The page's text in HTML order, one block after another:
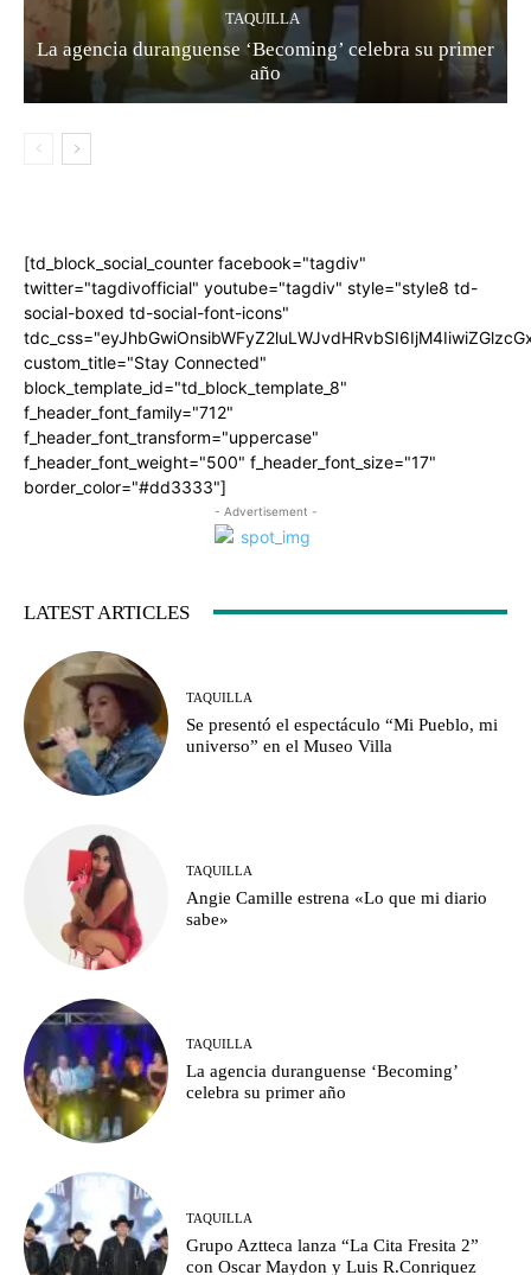
TAQUILLA
La agencia duranguense ‘Becoming’ celebra su primer
año
[td_block_social_counter facebook="tagdiv"
twitter="tagdivofficial" youtube="tagdiv" style="style8 td-
social-boxed td-social-font-icons"
custom_title="Stay Connected"
block_template_id="td_block_template_8"
f_header_font_family="712"
f_header_font_transform="uppercase"
f_header_font_weight="500" f_header_font_size="17"
border_color="#dd3333"]
- Advertisement -
LATEST ARTICLES
TAQUILLA
Se presentó el espectáculo “Mi Pueblo, mi
universo” en el Museo Villa
TAQUILLA
Angie Camille estrena «Lo que mi diario
sabe»
TAQUILLA
La agencia duranguense ‘Becoming’
celebra su primer año
TAQUILLA
Grupo Aztteca lanza “La Cita Fresita 2”
con Oscar Maydon y Luis R.Conriquez